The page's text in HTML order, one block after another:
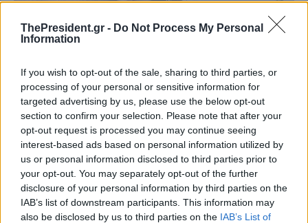
ThePresident.gr - Do Not Process My Personal
Information
If you wish to opt-out of the sale, sharing to third parties, or
processing of your personal or sensitive information for
targeted advertising by us, please use the below opt-out
section to confirm your selection. Please note that after your
opt-out request is processed you may continue seeing
interest-based ads based on personal information utilized by
us or personal information disclosed to third parties prior to
your opt-out. You may separately opt-out of the further
disclosure of your personal information by third parties on the
IAB’s list of downstream participants. This information may
also be disclosed by us to third parties on the IAB’s List of